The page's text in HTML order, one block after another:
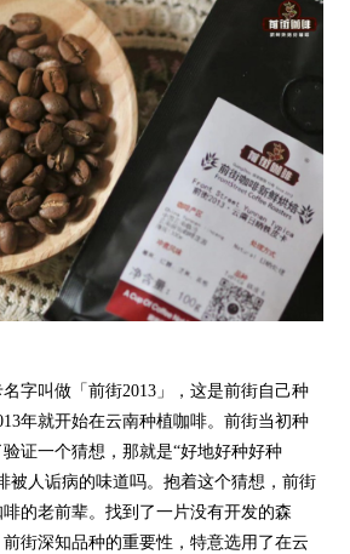
字叫做「前街2013」，这是前街自己种
年就开始在云南种植咖啡。前街当初种
证一个猜想，那就是“好地好种好种
被人诟病的味道吗。抱着这个猜想，前街
的老前辈。找到了一片没有开发的森
街深知品种的重要性，特意选用了在云